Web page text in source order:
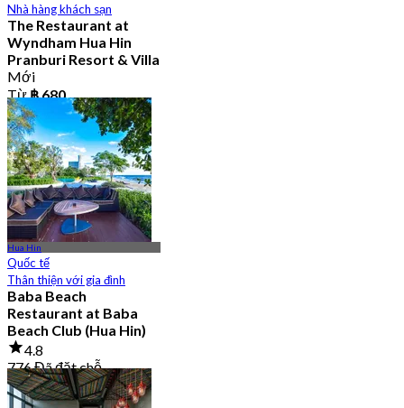
Nhà hàng khách sạn
The Restaurant at
Wyndham Hua Hin
Pranburi Resort & Villa
Mới
Từ฿ 680
Hua Hin
Quốc tế
Thân thiện với gia đình
Baba Beach
Restaurant at Baba
Beach Club (Hua Hin)
4.8
776 Đã đặt chỗ
Từ฿ 796.66